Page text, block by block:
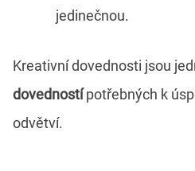
jedinečnou.
Kreativní dovednosti jsou
dovednostípotřebných k
odvětví.